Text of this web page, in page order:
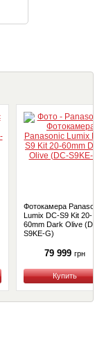
Фотокамера Panasonic
Lumix DC-S9 Kit 20-
60mm Dark Olive (DC-
S9KE-G)
79 999 грн
Купить